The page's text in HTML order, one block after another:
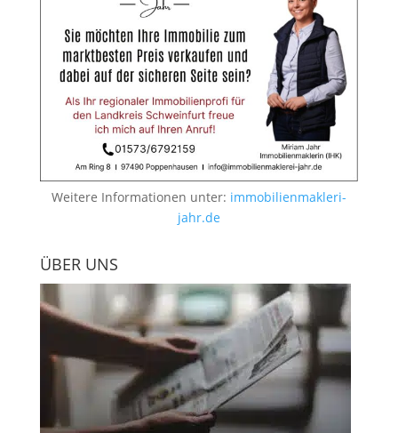
Weitere Informationen unter: immobilienmakleri-
jahr.de
ÜBER UNS